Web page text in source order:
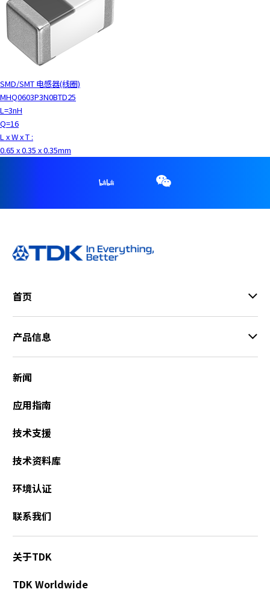
SMD/SMT 电感器(线圈)
MHQ0603P3N0BTD25
L=3nH
Q=16
L x W x T :
0.65 x 0.35 x 0.35mm
首页
产品信息
新闻
应用指南
技术支援
技术资料库
环境认证
联系我们
关于TDK
TDK Worldwide